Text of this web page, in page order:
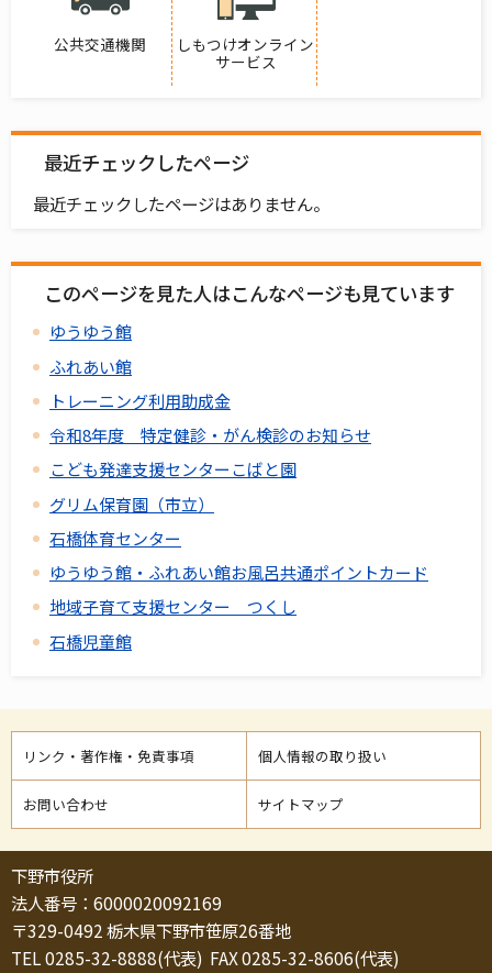
公共交通機関
しもつけオンライン
サービス
最近チェックしたページ
最近チェックしたページはありません。
このページを見た人はこんなページも見ています
ゆうゆう館
ふれあい館
トレーニング利用助成金
令和8年度 特定健診・がん検診のお知らせ
こども発達支援センターこばと園
グリム保育園（市立）
石橋体育センター
ゆうゆう館・ふれあい館お風呂共通ポイントカード
地域子育て支援センター つくし
石橋児童館
リンク・著作権・免責事項 個人情報の取り扱い
お問い合わせ サイトマップ
下野市役所
法人番号：6000020092169
〒329-0492 栃木県下野市笹原26番地
TEL 0285-32-8888(代表) FAX 0285-32-8606(代表)